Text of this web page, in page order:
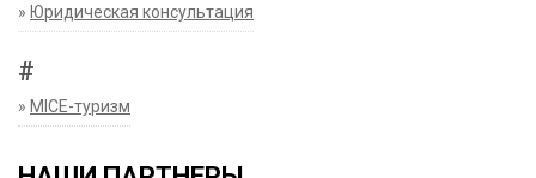
» Юридическая консультация
#
» MICE-туризм